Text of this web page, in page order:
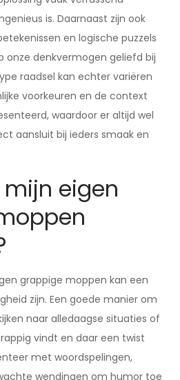
is. Daarnaast zijn ook
en logische puzzels
onze denkvermogen geliefd bij
raadsel kan echter variëren
voorkeuren en de context
waardoor er altijd wel
aansluit bij ieders smaak en
mijn eigen
grappige moppen kan een
zijn. Een goede manier om
naar alledaagse situaties of
vindt en daar een twist
met woordspelingen,
wendingen om humor toe